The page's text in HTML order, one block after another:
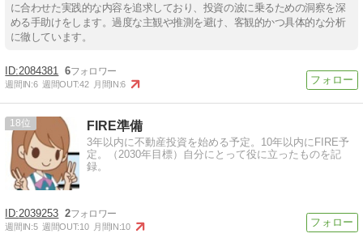
に合わせた実践的な内容を追求しており、投資の波に乗るための洞察を深
める手助けをします。過度な主観や推測を避け、客観的かつ具体的な分析
に徹しています。
2084381 6
週間IN:6 週間OUT:42 月間IN:6
18 FIRE準備
3年以内に不動産投資を始める予定。10年以内にFIRE予
定。（2030年目標）自分にとって役に立ったものを記
録。
2039253 2
週間IN:5 週間OUT:10 月間IN:10